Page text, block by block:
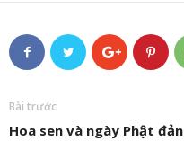
Bài trước
Hoa sen và ngày Phật đản